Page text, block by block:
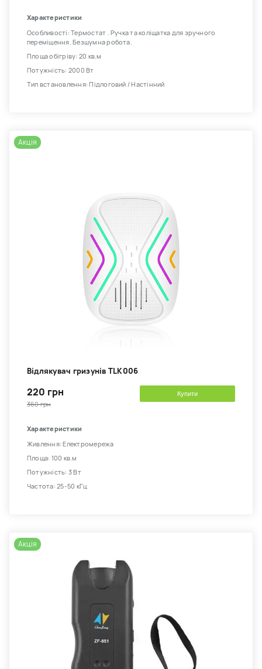
Характеристики
Особливості: Термостат . Ручка та коліщатка для зручного
переміщення. Безшумна робота.
Площа обігріву: 20 кв.м
Потужність: 2000 Вт
Тип встановлення: Підлоговий / Настінний
Акція
Відлякувач гризунів TLK006
220 грн
360 грн
Купити
Характеристики
Живлення: Електромережа
Площа: 100 кв.м
Потужність: 3 Вт
Частота: 25-50 кГц
Акція